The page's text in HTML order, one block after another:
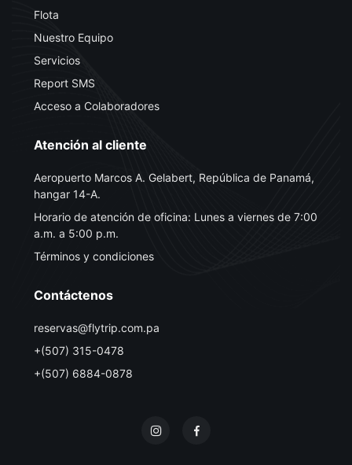
Flota
Nuestro Equipo
Servicios
Report SMS
Acceso a Colaboradores
Atención al cliente
Aeropuerto Marcos A. Gelabert, República de Panamá,
hangar 14-A.
Horario de atención de oficina: Lunes a viernes de 7:00
a.m. a 5:00 p.m.
Términos y condiciones
Contáctenos
reservas@flytrip.com.pa
+(507) 315-0478
+(507) 6884-0878